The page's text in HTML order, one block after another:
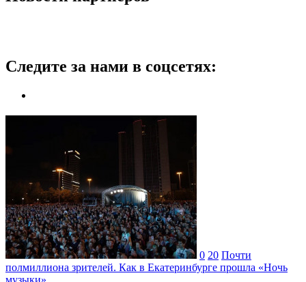
Следите за нами в соцсетях:
0 20 Почти
полмиллиона зрителей. Как в Екатеринбурге прошла «Ночь
музыки»